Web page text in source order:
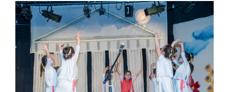
Προβολή
μεγαλύτερης
εικόνας